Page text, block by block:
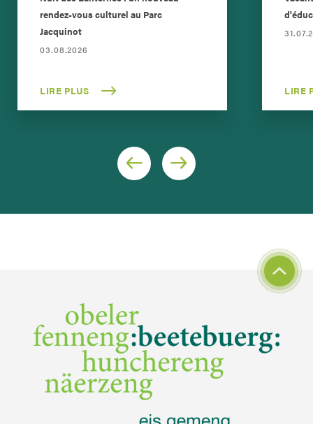
rendez-vous culturel au Parc
Jacquinot
03.08.2026
LIRE PLUS LIRE